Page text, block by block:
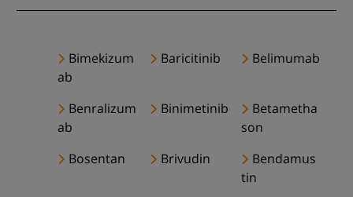
Bimekizum
ab
Baricitinib Belimumab
Benralizum
ab
Binimetinib
Betametha
son
Bosentan
Brivudin
Bendamus
tin